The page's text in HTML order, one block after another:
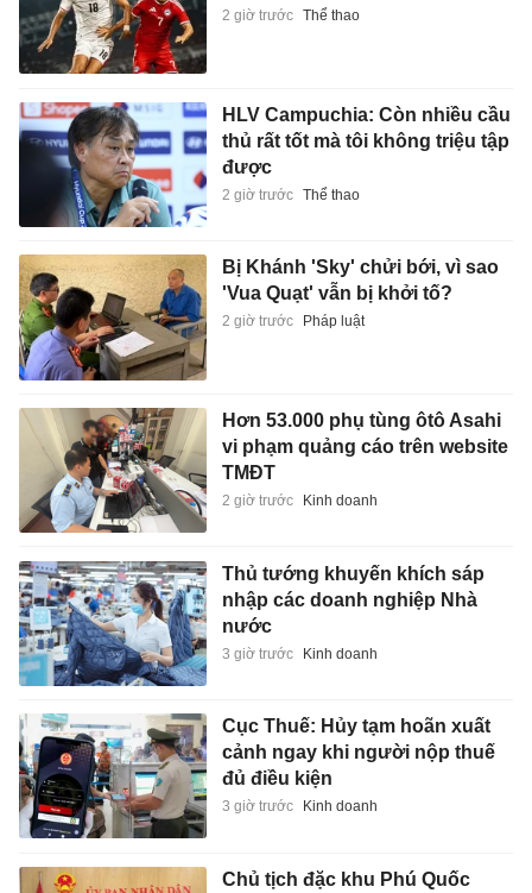
2 giờ trước Thể thao
HLV Campuchia: Còn nhiều cầu
thủ rất tốt mà tôi không triệu tập
được
2 giờ trước Thể thao
Bị Khánh 'Sky' chửi bới, vì sao
'Vua Quạt' vẫn bị khởi tố?
2 giờ trước Pháp luật
Hơn 53.000 phụ tùng ôtô Asahi
vi phạm quảng cáo trên website
TMĐT
2 giờ trước Kinh doanh
Thủ tướng khuyến khích sáp
nhập các doanh nghiệp Nhà
nước
3 giờ trước Kinh doanh
Cục Thuế: Hủy tạm hoãn xuất
cảnh ngay khi người nộp thuế
đủ điều kiện
3 giờ trước Kinh doanh
Chủ tịch đặc khu Phú Quốc